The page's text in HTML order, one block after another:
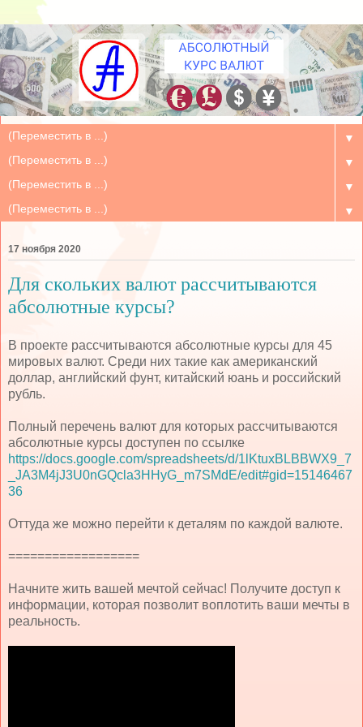
▼
▼
▼
▼
17 ноября 2020
Для скольких валют рассчитываются
абсолютные курсы?
В проекте рассчитываются абсолютные курсы для 45
мировых валют. Среди них такие как американский
доллар, английский фунт, китайский юань и российский
рубль.
Полный перечень валют для которых рассчитываются
абсолютные курсы доступен по ссылке
https://docs.google.com/spreadsheets/d/1lKtuxBLBBWX9_7
_JA3M4jJ3U0nGQcla3HHyG_m7SMdE/edit#gid=15146467
36
Оттуда же можно перейти к деталям по каждой валюте.
==================
Начните жить вашей мечтой сейчас! Получите доступ к
информации, которая позволит воплотить ваши мечты в
реальность.